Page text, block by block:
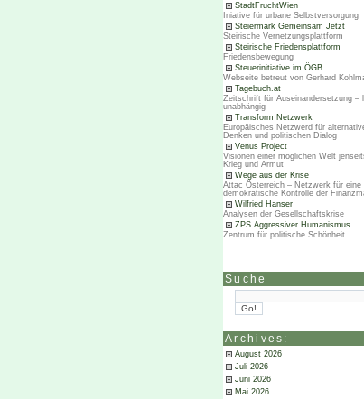
StadtFruchtWien
Iniative für urbane Selbstversorgung
Steiermark Gemeinsam Jetzt
Steirische Vernetzungsplattform
Steirische Friedensplattform
Friedensbewegung
Steuerinitiative im ÖGB
Webseite betreut von Gerhard
Tagebuch.at
Zeitschrift für Auseinandersetzung –
unabhängig
Transform Netzwerk
Europäisches Netzwerd für
Denken und politischen Dialog
Venus Project
Visionen einer möglichen Welt
Krieg und Armut
Wege aus der Krise
Attac Österreich – Netzwerk für eine
demokratische Kontrolle der
Wilfried Hanser
Analysen der Gesellschaftskrise
ZPS Aggressiver Humanismus
Zentrum für politische Schönheit
Suche
Archives:
August 2026
Juli 2026
Juni 2026
Mai 2026